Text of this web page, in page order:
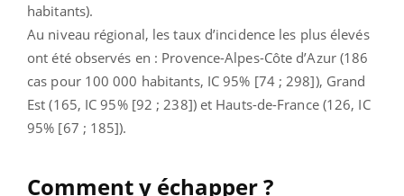
habitants).
Au niveau régional, les taux d’incidence les plus élevés
ont été observés en : Provence-Alpes-Côte d’Azur (186
cas pour 100 000 habitants, IC 95% [74 ; 298]), Grand
Est (165, IC 95% [92 ; 238]) et Hauts-de-France (126, IC
95% [67 ; 185]).
Comment y échapper ?